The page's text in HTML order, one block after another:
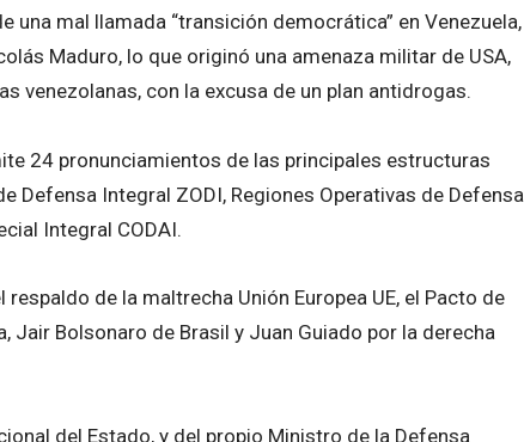
una mal llamada “transición democrática” en Venezuela,
Maduro, lo que originó una amenaza militar de USA,
venezolanas, con la excusa de un plan antidrogas.
24 pronunciamientos de las principales estructuras
Defensa Integral ZODI, Regiones Operativas de Defensa
Integral CODAI.
de la maltrecha Unión Europea UE, el Pacto de
Jair Bolsonaro de Brasil y Juan Guiado por la derecha
del Estado, y del propio Ministro de la Defensa